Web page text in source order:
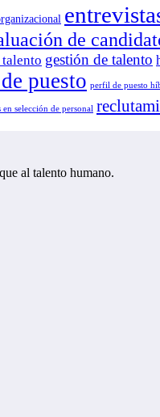
de
gestión de talento
puesto perfil de puesto
en selección de personal
al talento humano.